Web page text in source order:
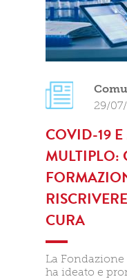
29/
COVID-19
MULTIPLO:
CURA
La
ha ideato e